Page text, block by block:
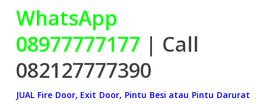
WhatsApp
08977777177 | Call
082127777390
JUAL Fire Door, Exit Door, Pintu Besi atau Pintu Darurat